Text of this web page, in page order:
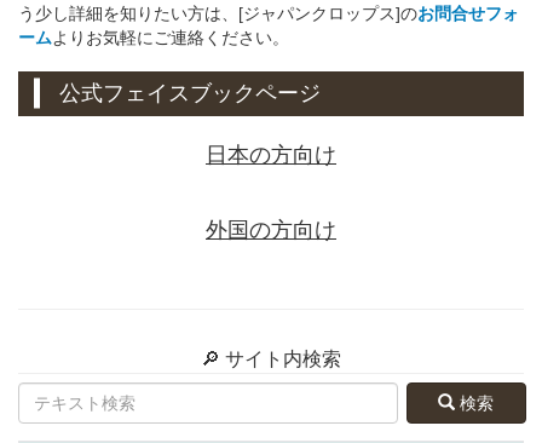
う少し詳細を知りたい方は、[ジャパンクロップス]のお問合せフォ
ームよりお気軽にご連絡ください。
公式フェイスブックページ
日本の方向け
外国の方向け
🔎 サイト内検索
検索